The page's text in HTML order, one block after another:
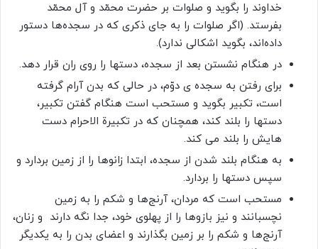
خداوند را بگويد و صلوات بر حضرت محمّد و آل محمّد
در هنگام نشستن بعد از سجده، دستها را روى ران قرار دهد.
برای رفتن به سجده ی دوّم، در حالی که بدن آرام گرفته
است، تکبیر بگوید و مستحب است هنگام گفتن تکبیر،
دستها را بلند کند، همچنان که در تکبیرة الاحرام دست
هایش را بلند می کند.
به هنگام بلند شدن از سجده، ابتدا زانوها را از زمين بردارد و
سپس دستها را بردارد.
مستحب است که مردان، آرنج‌ها و شکم را به زمین
نچسبانند و نیز بازوها را از پهلوی خود، جدا نگه دارند ‏‎ ‎‏و زنان،
آرنج‌ها و شکم را بر زمین بگذارند و اعضای بدن را به یکدیگر